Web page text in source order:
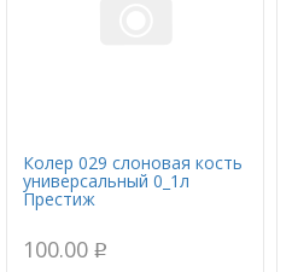
Колер 029 слоновая кость
универсальный 0_1л
Престиж
100.00 p